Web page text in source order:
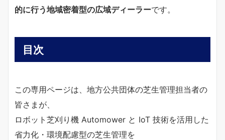
的に行う地域密着型の広域ディーラーです。
目次
この専用ページは、地方公共団体の芝生管理担当者の
皆さまが、
ロボット芝刈り機 Automower と IoT 技術を活用した
省力化・環境配慮型の芝生管理を